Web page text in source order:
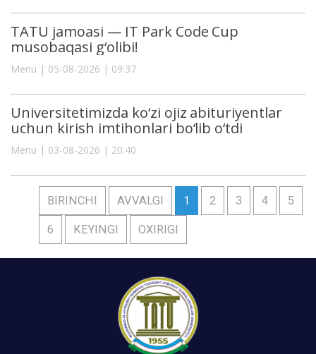
TATU jamoasi — IT Park Code Cup
musobaqasi g‘olibi!
Menu | 05-08-2026 | 09:37
Universitetimizda ko‘zi ojiz abituriyentlar
uchun kirish imtihonlari bo‘lib o‘tdi
Menu | 03-08-2026 | 20:40
BIRINCHI AVVALGI 1 2 3 4 5
6 KEYINGI OXIRIGI